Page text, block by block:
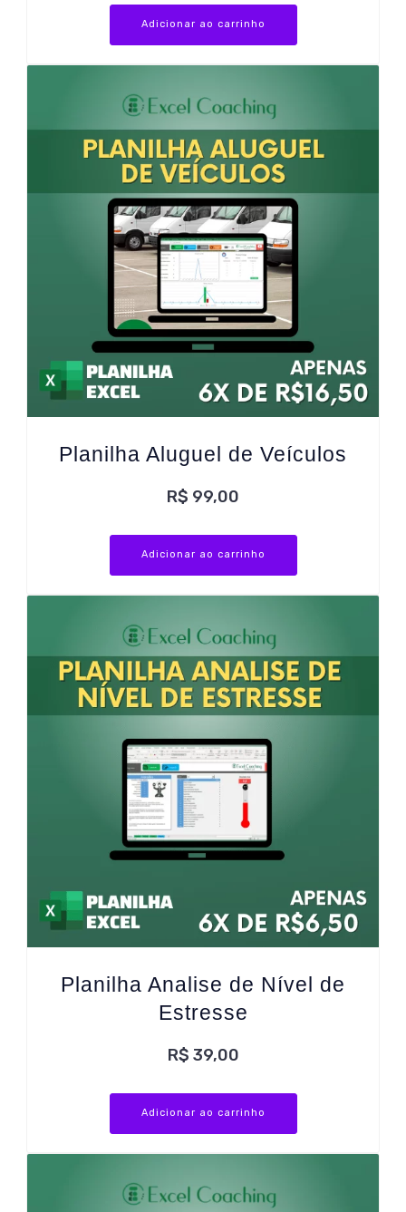
Adicionar ao carrinho
Planilha Aluguel de Veículos
R$ 99,00
Adicionar ao carrinho
Planilha Analise de Nível de
Estresse
R$ 39,00
Adicionar ao carrinho